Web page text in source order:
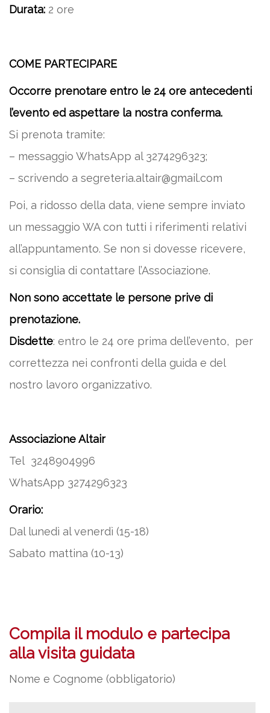
Durata: 2 ore
COME PARTECIPARE
Occorre prenotare entro le 24 ore antecedenti
l’evento ed aspettare la nostra conferma.
Si prenota tramite:
– messaggio WhatsApp al 3274296323;
– scrivendo a segreteria.altair@gmail.com
Poi, a ridosso della data, viene sempre inviato
un messaggio WA con tutti i riferimenti relativi
all’appuntamento. Se non si dovesse ricevere,
si consiglia di contattare l’Associazione.
Non sono accettate le persone prive di
prenotazione.
Disdette: entro le 24 ore prima dell’evento, per
correttezza nei confronti della guida e del
nostro lavoro organizzativo.
Associazione Altair
Tel 3248904996
WhatsApp 3274296323
Orario:
Dal lunedì al venerdì (15-18)
Sabato mattina (10-13)
Compila il modulo e partecipa
alla visita guidata
Nome e Cognome (obbligatorio)